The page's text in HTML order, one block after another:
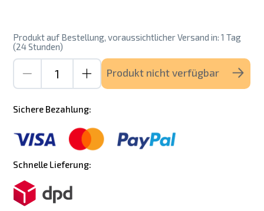
Produkt auf Bestellung, voraussichtlicher Versand in: 1 Tag
(24 Stunden)
Produkt nicht verfügbar
Sichere Bezahlung:
Schnelle Lieferung: